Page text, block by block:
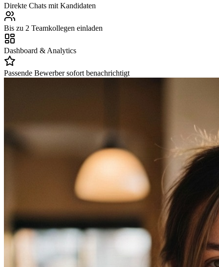
Direkte Chats mit Kandidaten
Bis zu 2 Teamkollegen einladen
Dashboard & Analytics
Passende Bewerber sofort benachrichtigt